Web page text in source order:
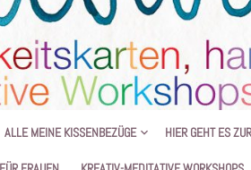
HANDGEMALTE
ALLE MEINE KISSENBEZÜGE HIER GEHT ES